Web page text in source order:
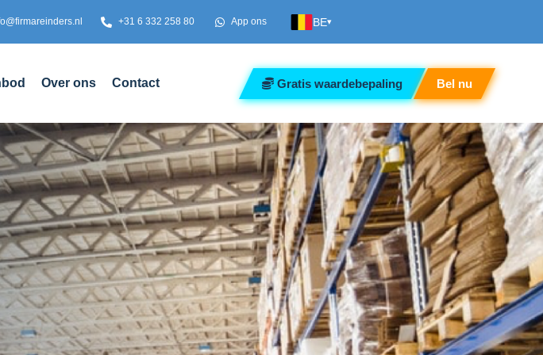
+31 6 332 258 80 App ons BE▾
Over ons Contact Gratis waardebepaling Bel nu